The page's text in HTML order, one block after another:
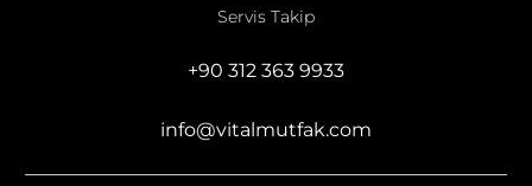
Servis Takip
+90 312 363 9933
info@vitalmutfak.com